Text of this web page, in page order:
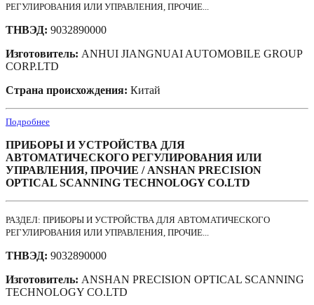
РЕГУЛИРОВАНИЯ ИЛИ УПРАВЛЕНИЯ, ПРОЧИЕ...
ТНВЭД: 9032890000
Изготовитель: ANHUI JIANGNUAI AUTOMOBILE GROUP
CORP.LTD
Страна происхождения: Китай
Подробнее
ПРИБОРЫ И УСТРОЙСТВА ДЛЯ
АВТОМАТИЧЕСКОГО РЕГУЛИРОВАНИЯ ИЛИ
УПРАВЛЕНИЯ, ПРОЧИЕ / ANSHAN PRECISION
OPTICAL SCANNING TECHNOLOGY CO.LTD
РАЗДЕЛ: ПРИБОРЫ И УСТРОЙСТВА ДЛЯ АВТОМАТИЧЕСКОГО
РЕГУЛИРОВАНИЯ ИЛИ УПРАВЛЕНИЯ, ПРОЧИЕ...
ТНВЭД: 9032890000
Изготовитель: ANSHAN PRECISION OPTICAL SCANNING
TECHNOLOGY CO.LTD